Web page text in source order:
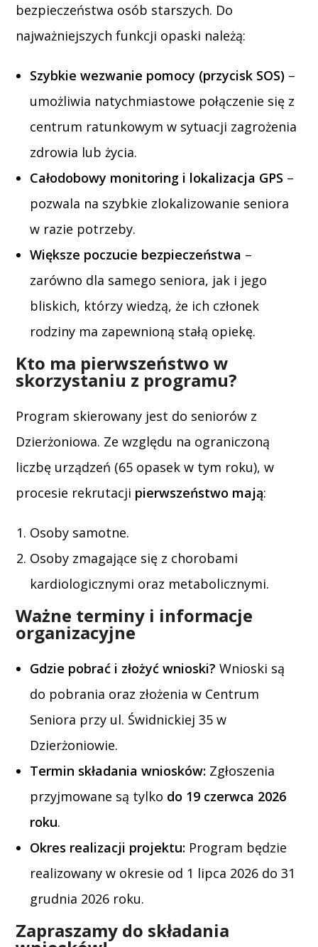
bezpieczeństwa osób starszych. Do
najważniejszych funkcji opaski należą:
Szybkie wezwanie pomocy (przycisk SOS) –
umożliwia natychmiastowe połączenie się z
centrum ratunkowym w sytuacji zagrożenia
zdrowia lub życia.
Całodobowy monitoring i lokalizacja GPS –
pozwala na szybkie zlokalizowanie seniora
w razie potrzeby.
Większe poczucie bezpieczeństwa –
zarówno dla samego seniora, jak i jego
bliskich, którzy wiedzą, że ich członek
rodziny ma zapewnioną stałą opiekę.
Kto ma pierwszeństwo w
skorzystaniu z programu?
Program skierowany jest do seniorów z
Dzierżoniowa. Ze względu na ograniczoną
liczbę urządzeń (65 opasek w tym roku), w
procesie rekrutacji pierwszeństwo mają:
Osoby samotne.
Osoby zmagające się z chorobami
kardiologicznymi oraz metabolicznymi.
Ważne terminy i informacje
organizacyjne
Gdzie pobrać i złożyć wnioski? Wnioski są
do pobrania oraz złożenia w Centrum
Seniora przy ul. Świdnickiej 35 w
Dzierżoniowie.
Termin składania wniosków: Zgłoszenia
przyjmowane są tylko do 19 czerwca 2026
roku.
Okres realizacji projektu: Program będzie
realizowany w okresie od 1 lipca 2026 do 31
grudnia 2026 roku.
Zapraszamy do składania